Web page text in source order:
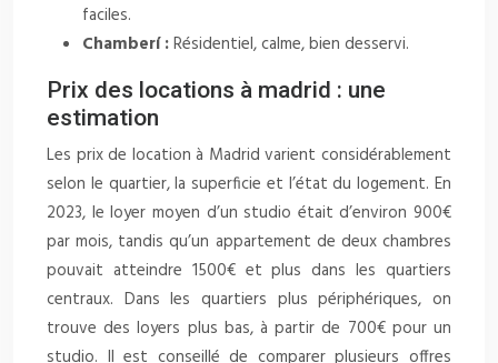
faciles.
Chamberí :Résidentiel, calme, bien desservi.
Prix des locations à madrid : une
estimation
Les prix de location à Madrid varient considérablement
selon le quartier, la superficie et l’état du logement. En
2023, le loyer moyen d’un studio était d’environ 900€
par mois, tandis qu’un appartement de deux chambres
pouvait atteindre 1500€ et plus dans les quartiers
centraux. Dans les quartiers plus périphériques, on
trouve des loyers plus bas, à partir de 700€ pour un
studio. Il est conseillé de comparer plusieurs offres